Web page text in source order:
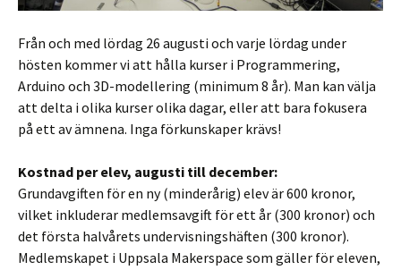
Från och med lördag 26 augusti och varje lördag under
hösten kommer vi att hålla kurser i Programmering,
Arduino och 3D-modellering (minimum 8 år). Man kan välja
att delta i olika kurser olika dagar, eller att bara fokusera
på ett av ämnena. Inga förkunskaper krävs!
Kostnad per elev, augusti till december:
Grundavgiften för en ny (minderårig) elev är 600 kronor,
vilket inkluderar medlemsavgift för ett år (300 kronor) och
det första halvårets undervisningshäften (300 kronor).
Medlemskapet i Uppsala Makerspace som gäller för eleven,